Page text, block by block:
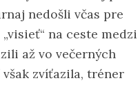
nedošli včas pre
na ceste medzi
až vo večerných
zvíťazila, tréner